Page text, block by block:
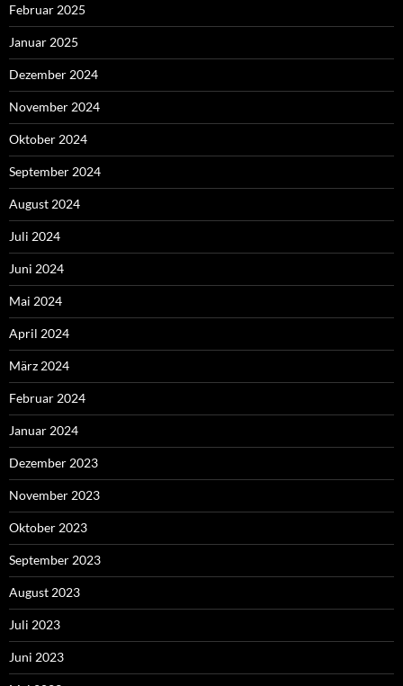
Februar 2025
Januar 2025
Dezember 2024
November 2024
Oktober 2024
September 2024
August 2024
Juli 2024
Juni 2024
Mai 2024
April 2024
März 2024
Februar 2024
Januar 2024
Dezember 2023
November 2023
Oktober 2023
September 2023
August 2023
Juli 2023
Juni 2023